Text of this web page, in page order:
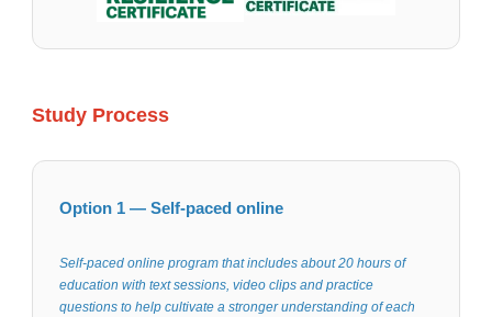
Study Process
Option 1 — Self-paced online
Self-paced online program that includes about 20 hours of
education with text sessions, video clips and practice
questions to help cultivate a stronger understanding of each